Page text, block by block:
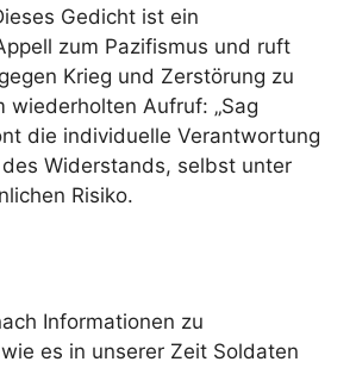
Gedicht ist ein
zum Pazifismus und ruft
Krieg und Zerstörung zu
wiederholten Aufruf: „Sag
die individuelle Verantwortung
Widerstands, selbst unter
Risiko.
Informationen zu
es in unserer Zeit Soldaten